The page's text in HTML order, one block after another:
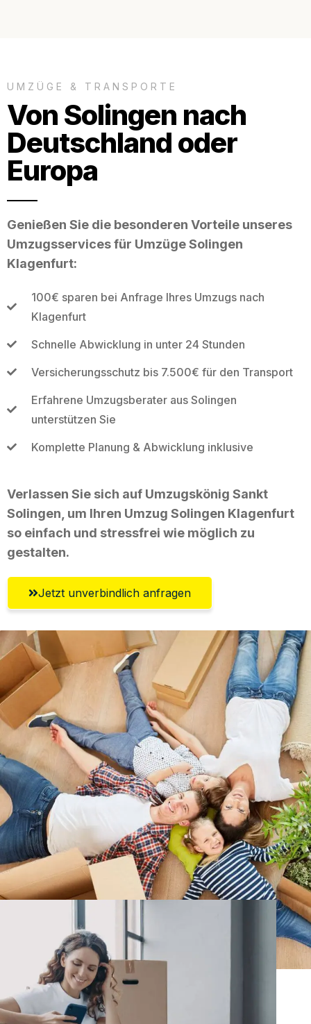
UMZÜGE & TRANSPORTE
Von Solingen nach
Deutschland oder
Europa
Genießen Sie die besonderen Vorteile unseres
Umzugsservices für Umzüge Solingen
Klagenfurt:
100€ sparen bei Anfrage Ihres Umzugs nach
Klagenfurt
Schnelle Abwicklung in unter 24 Stunden
Versicherungsschutz bis 7.500€ für den Transport
Erfahrene Umzugsberater aus Solingen
unterstützen Sie
Komplette Planung & Abwicklung inklusive
Verlassen Sie sich auf Umzugskönig Sankt
Solingen, um Ihren Umzug Solingen Klagenfurt
so einfach und stressfrei wie möglich zu
gestalten.
Jetzt unverbindlich anfragen